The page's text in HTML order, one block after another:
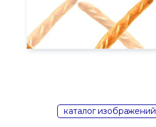
каталог изображений